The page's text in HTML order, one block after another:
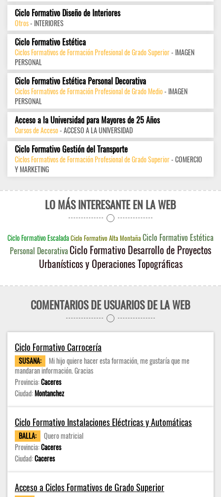
Ciclo Formativo Diseño de Interiores
Otros- INTERIORES
Ciclo Formativo Estética
Ciclos Formativos de Formación Profesional de Grado Superior- IMAGEN
PERSONAL
Ciclo Formativo Estética Personal Decorativa
Ciclos Formativos de Formación Profesional de Grado Medio- IMAGEN
PERSONAL
Acceso a la Universidad para Mayores de 25 Años
Cursos de Acceso- ACCESO A LA UNIVERSIDAD
Ciclo Formativo Gestión del Transporte
Ciclos Formativos de Formación Profesional de Grado Superior- COMERCIO
Y MARKETING
LO MÁS INTERESANTE EN LA WEB
Ciclo Formativo EscaladaCiclo Formativo Alta Montaña Ciclo Formativo Estética
Personal DecorativaCiclo Formativo Desarrollo de Proyectos
Urbanísticos y Operaciones Topográficas
COMENTARIOS DE USUARIOS DE LA WEB
Ciclo Formativo Carrocería
SUSANA:
Mi hijo quiere hacer esta formación, me gustaría que me
mandaran información. Gracias
Provincia:Caceres
Ciudad:Montanchez
Ciclo Formativo Instalaciones Eléctricas y Automáticas
BALLA:
Quero matricial
Provincia:Caceres
Ciudad:Caceres
Acceso a Ciclos Formativos de Grado Superior